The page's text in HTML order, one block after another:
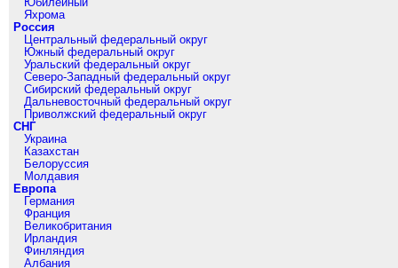
Юбилейный
Яхрома
Россия
Центральный федеральный округ
Южный федеральный округ
Уральский федеральный округ
Северо-Западный федеральный округ
Сибирский федеральный округ
Дальневосточный федеральный округ
Приволжский федеральный округ
СНГ
Украина
Казахстан
Белоруссия
Молдавия
Европа
Германия
Франция
Великобритания
Ирландия
Финляндия
Албания